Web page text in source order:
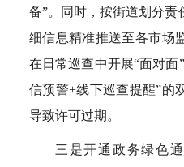
备”。同时，按街道划分
细信息精准推送至各市场
在日常巡查中开展“面对面
信预警+线下巡查提醒”的
导致许可过期。
三是开通政务绿色